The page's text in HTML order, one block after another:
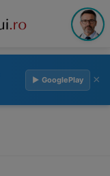
▶ GooglePlay ×